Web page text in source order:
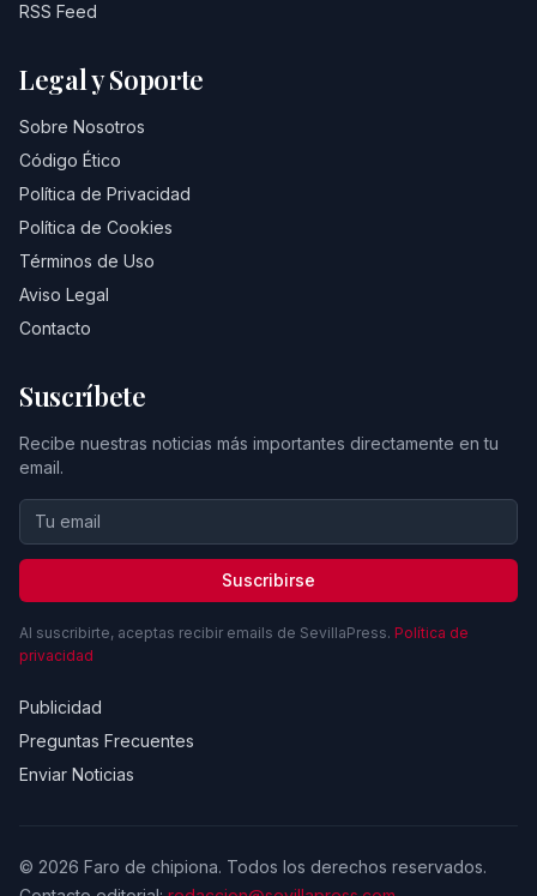
RSS Feed
Legal y Soporte
Sobre Nosotros
Código Ético
Política de Privacidad
Política de Cookies
Términos de Uso
Aviso Legal
Contacto
Suscríbete
Recibe nuestras noticias más importantes directamente en tu
email.
Suscribirse
Al suscribirte, aceptas recibir emails de SevillaPress. Política de
privacidad
Publicidad
Preguntas Frecuentes
Enviar Noticias
© 2026 Faro de chipiona. Todos los derechos reservados.